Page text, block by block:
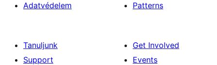
Adatvédelem
Patterns
Tanuljunk
Support
Get Involved
Events